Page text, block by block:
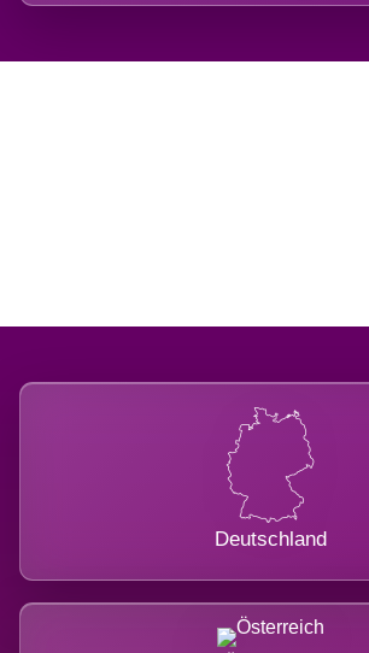
Deutschland